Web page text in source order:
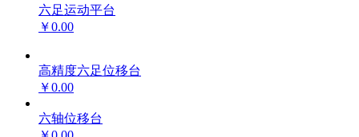
六足运动平台
￥0.00
高精度六足位移台
￥0.00
六轴位移台